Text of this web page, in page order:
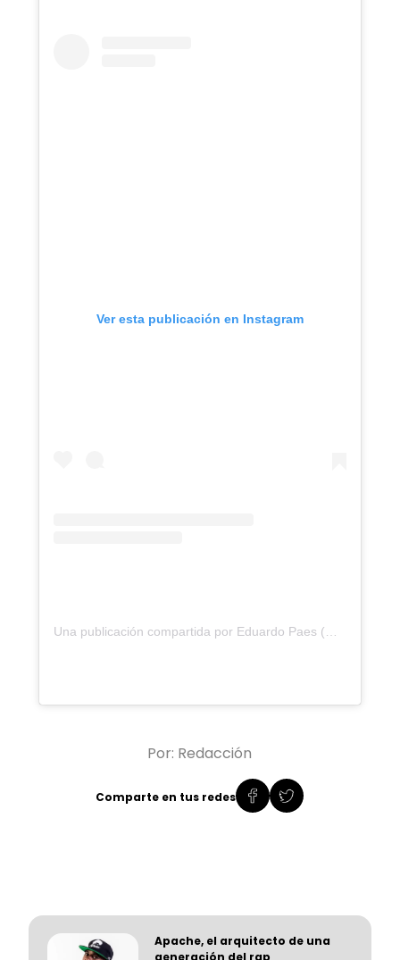
Apache, el arquitecto de una
generación del rap
Ver esta publicación en Instagram
Por: Redacción
Comparte en tus redes